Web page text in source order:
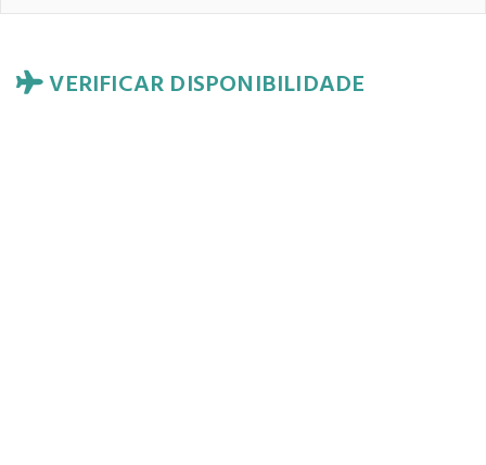
VERIFICAR DISPONIBILIDADE